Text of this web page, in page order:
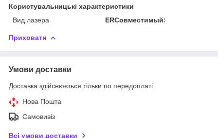
Користувальницькі характеристики
Вид лазера
ERСовместимый:
Приховати
Умови доставки
Доставка здійснюється тільки по передоплаті.
Нова Пошта
Самовивіз
Всі умови доставки